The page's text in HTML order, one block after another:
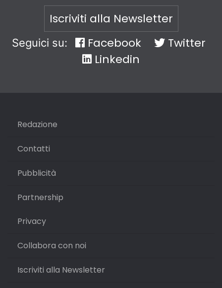
Iscriviti alla Newsletter
Seguici su: Facebook
Twitter
Linkedin
Redazione
Contatti
Pubblicità
Partnership
Privacy
Collabora con noi
Iscriviti alla Newsletter